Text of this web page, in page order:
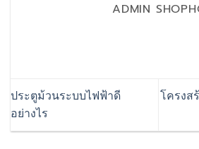
ADMIN
ประตูม้วนระบบไฟฟ้าดี
อย่างไร
โครงส